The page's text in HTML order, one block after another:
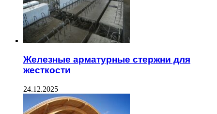
Железные арматурные стержни для
жесткости
24.12.2025